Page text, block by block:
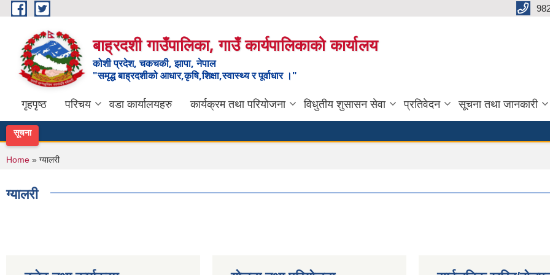
Skip to main content
बाह्रदशी गाउँपालिका, गाउँ कार्यपालिकाको कार्यालय
कोशी प्रदेश, चकचकी, झापा, नेपाल
"समृद्ध बाह्रदशीको आधार,कृषि,शिक्षा,स्वास्थ्य र पूर्वाधार ।"
गृहपृष्ठ परिचय वडा कार्यालयहरु कार्यक्रम तथा परियोजना विधुतीय शुसासन सेवा प्रतिवेदन सूचना तथा जानकारी
सूचना
You are here
Home » ग्यालरी
ग्यालरी